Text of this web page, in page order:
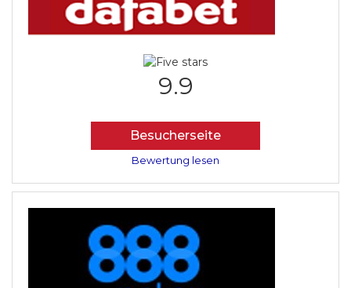
9.9
Besucherseite
Bewertung lesen